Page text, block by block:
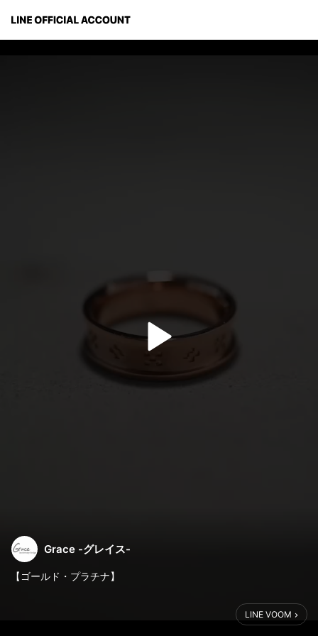
Grace -グレイス-
【ゴールド・プラチナ】
品を感じさせる柔らかい雰囲気とその奥に秘めた重厚感。
LINE VOOM